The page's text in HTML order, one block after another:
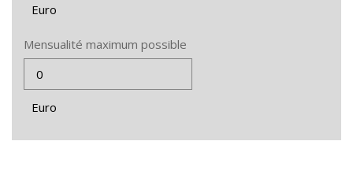
Euro
Mensualité maximum possible
Euro